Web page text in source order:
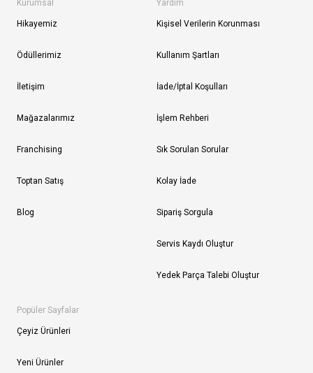
Kurumsal
Hikayemiz
Ödüllerimiz
İletişim
Mağazalarımız
Franchising
Toptan Satış
Blog
Yardım
Kişisel Verilerin Korunması
Kullanım Şartları
İade/İptal Koşulları
İşlem Rehberi
Sık Sorulan Sorular
Kolay İade
Sipariş Sorgula
Servis Kaydı Oluştur
Yedek Parça Talebi Oluştur
Popüler Sayfalar
Çeyiz Ürünleri
Yeni Ürünler